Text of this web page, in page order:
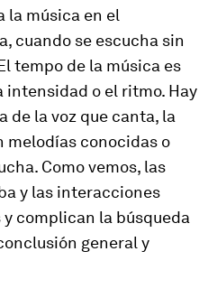
la música en el
cuando se escucha sin
tempo de la música es
intensidad o el ritmo. Hay
de la voz que canta, la
melodías conocidas o
Como vemos, las
y las interacciones
complican la búsqueda
general y